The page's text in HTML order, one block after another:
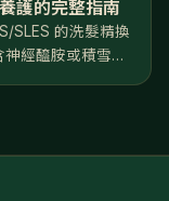
護的完整指南
SLES 的洗髮精換
經醯胺或積雪草